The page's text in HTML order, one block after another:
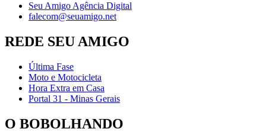
Seu Amigo Agência Digital
falecom@seuamigo.net
REDE SEU AMIGO
Última Fase
Moto e Motocicleta
Hora Extra em Casa
Portal 31 - Minas Gerais
O BOBOLHANDO